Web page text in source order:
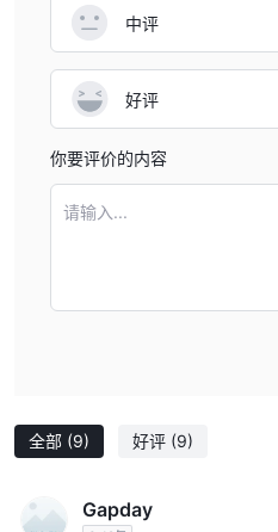
全部 (9) 好评 (9)
Gapday
中评
好评
你要评价的内容
请输入...